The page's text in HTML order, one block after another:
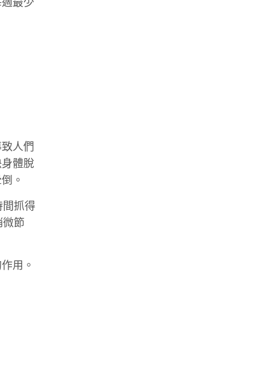
人們
體脫
。
間抓得
微節
用。